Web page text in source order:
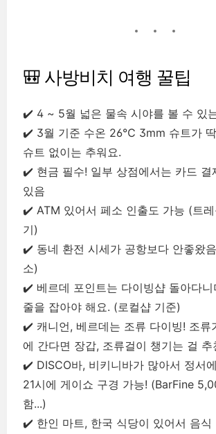
🎒 사방비치 여행 꿀팁
✔️ 4 ~ 5월 넓은 물속 시야를 볼 수 있
✔️ 3월 기준 수온 26℃ 3mm 슈트가
슈트 없이는 추워요.
✔️ 현금 필수! 일부 상점에서는 카드 결
있음
✔️ ATM 있어서 페소 인출도 가능 (트
기)
✔️ 동네 환전 시세가 공항보다 안좋왔
소)
✔️ 베르데 포인트는 다이빙샵 돌아다니
줄을 잡아야 해요. (로컬샵 기준)
✔️ 캐니언, 베르데는 조류 다이빙! 조
에 간다면 장갑, 조류걸이 챙기는 걸 추
✔️ DISCO바, 비키니바가 많아서 정서
21시에 게이쇼 구경 가능! (BarFine
함...)
✔️ 한인 마트, 한국 식당이 있어서 음